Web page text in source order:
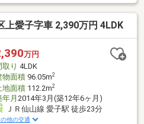
上愛子字車 2,390万円 4LDK
万円
取り 4LDK
物面積96.05m2
地面積112.2m2
年月 2014年3月(築12年6ヶ月)
ＪＲ仙山線 愛子駅 徒歩23分
の他の交通